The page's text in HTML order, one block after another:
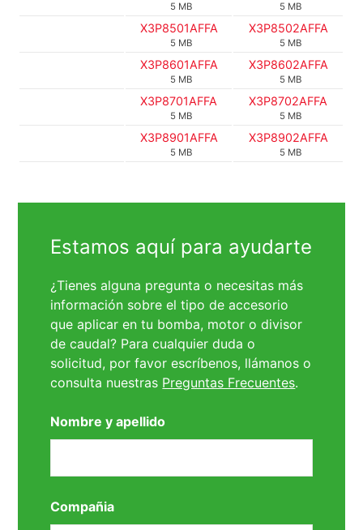
5 MB 5 MB
X3P8501AFFA
5 MB
X3P8502AFFA
5 MB
X3P8601AFFA
5 MB
X3P8602AFFA
5 MB
X3P8701AFFA
5 MB
X3P8702AFFA
5 MB
X3P8901AFFA
5 MB
X3P8902AFFA
5 MB
Estamos aquí para ayudarte
¿Tienes alguna pregunta o necesitas más
información sobre el tipo de accesorio
que aplicar en tu bomba, motor o divisor
de caudal? Para cualquier duda o
solicitud, por favor escríbenos, llámanos o
consulta nuestras Preguntas Frecuentes.
Nombre y apellido
Compañia